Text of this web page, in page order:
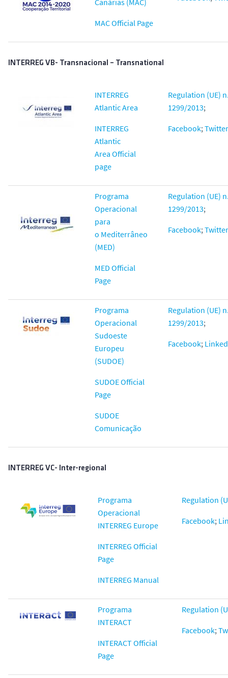
MAC Official Page
INTERREG VB- Transnacional – Transnational
INTERREG
Atlantic Area
INTERREG
Atlantic
Area Official
page
Regulation (UE)
1299/2013;
Facebook; Twitter
Programa
Operacional
para
o Mediterrâneo
(MED)
MED Official
Page
Regulation (UE)
1299/2013;
Facebook; Twitter
Programa
Operacional
Sudoeste
Europeu
(SUDOE)
SUDOE Official
Page
SUDOE
Comunicação
Regulation (UE)
1299/2013;
Facebook;
INTERREG VC- Inter-regional
Programa
Operacional
INTERREG Europe
INTERREG Official
Page
INTERREG Manual
Regulation
Facebook;
Programa
INTERACT
INTERACT Official
Page
Regulation
Facebook;